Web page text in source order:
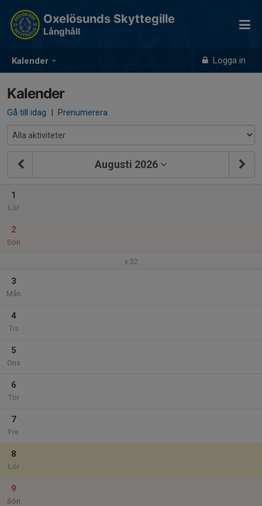
Kalender Logga in
Oxelösunds Skyttegille
Långhåll
Kalender
Gå till idag | Prenumerera
Augusti 2026
1
Lör
2
Sön
v.32
3
Mån
4
Tis
5
Ons
6
Tor
7
Fre
8
Lör
9
Sön